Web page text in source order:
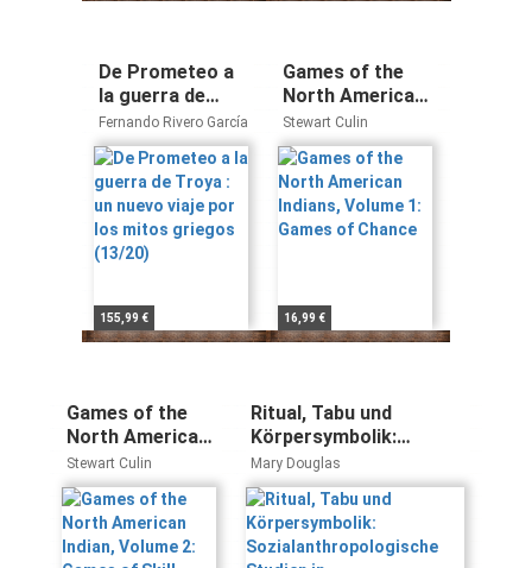
De Prometeo a
la guerra de
Troya : un nuevo
viaje por los
mitos griegos
(13/20)
Fernando Rivero García
155,99 €
Games of the
North American
Indians, Volume
1: Games of
Chance
Stewart Culin
16,99 €
Games of the
North American
Indian, Volume 2:
Games of Skill
(Games of the
North American
Indians)
Stewart Culin
Ritual, Tabu und
Körpersymbolik:
Sozialanthropologische
Studien in
Industriegesellschaft
und Stammeskultur
(Gesellschaften)
Mary Douglas